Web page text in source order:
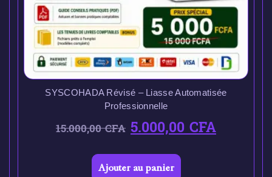
SYSCOHADA Révisé – Liasse Automatisée
Professionnelle
15.000,00CFA 5.000,00CFA
Ajouter au panier